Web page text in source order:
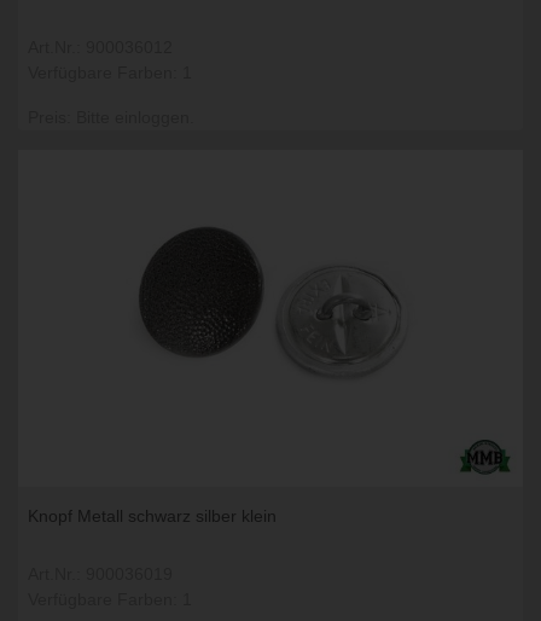
Knopf Metall schwarz silber klein